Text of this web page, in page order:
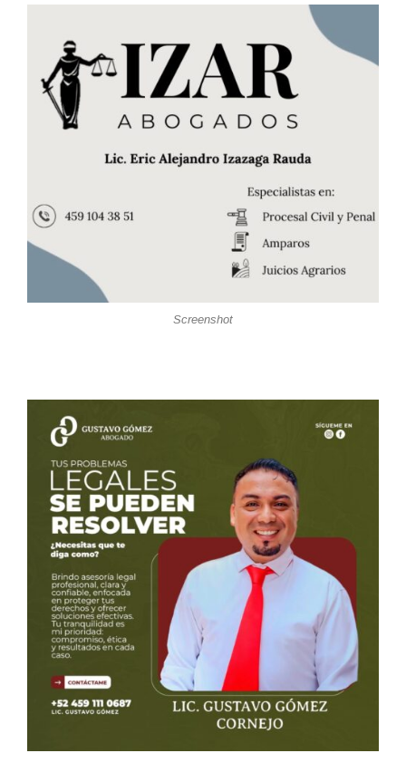
Screenshot